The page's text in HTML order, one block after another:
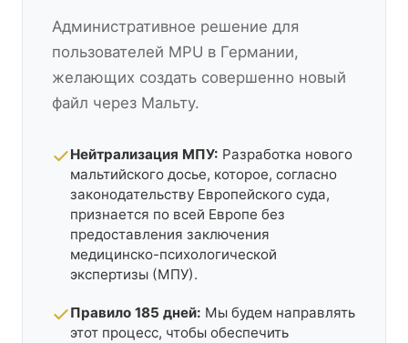
Административное решение для
пользователей MPU в Германии,
желающих создать совершенно новый
файл через Мальту.
Нейтрализация МПУ: Разработка нового
мальтийского досье, которое, согласно
законодательству Европейского суда,
признается по всей Европе без
предоставления заключения
медицинско-психологической
экспертизы (МПУ).
Правило 185 дней: Мы будем направлять
этот процесс, чтобы обеспечить